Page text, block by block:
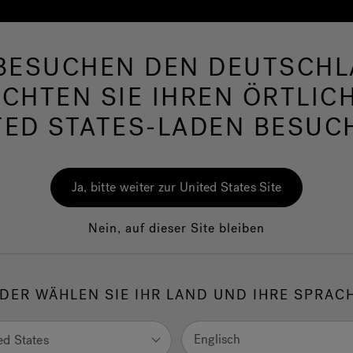
Swim Spas Bad Wellness
DEN
SIE IHREN
STATES-LADEN
Ja, bitte weiter zur United States Site
Nein, auf dieser Site bleiben
WÄHLEN SIE IHR LAND UND IHRE
States Englisch